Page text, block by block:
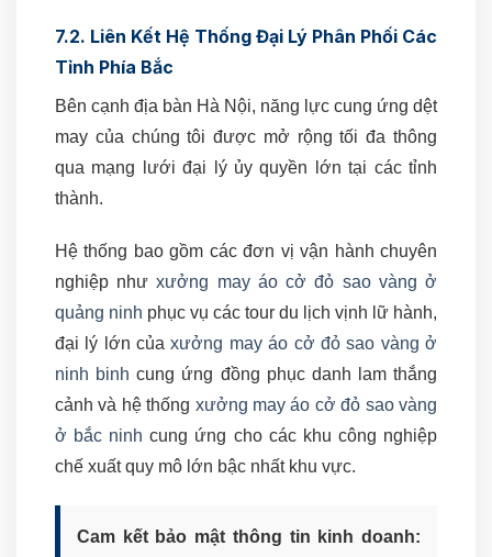
7.2. Liên Kết Hệ Thống Đại Lý Phân Phối Các
Tỉnh Phía Bắc
Bên cạnh địa bàn Hà Nội, năng lực cung ứng dệt
may của chúng tôi được mở rộng tối đa thông
qua mạng lưới đại lý ủy quyền lớn tại các tỉnh
thành.
Hệ thống bao gồm các đơn vị vận hành chuyên
nghiệp nhưxưởng may áo cở đỏ sao vàng ở
quảng ninh phục vụ các tour du lịch vịnh lữ hành,
đại lý lớn củaxưởng may áo cở đỏ sao vàng ở
ninh binh cung ứng đồng phục danh lam thắng
cảnh và hệ thống xưởng may áo cở đỏ sao vàng
ở bắc ninh cung ứng cho các khu công nghiệp
chế xuất quy mô lớn bậc nhất khu vực.
Cam kết bảo mật thông tin kinh doanh: